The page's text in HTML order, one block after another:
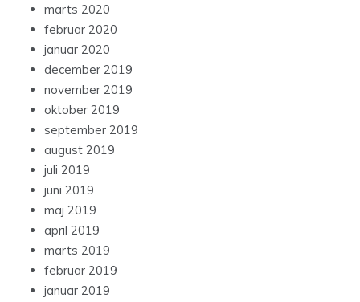
marts 2020
februar 2020
januar 2020
december 2019
november 2019
oktober 2019
september 2019
august 2019
juli 2019
juni 2019
maj 2019
april 2019
marts 2019
februar 2019
januar 2019